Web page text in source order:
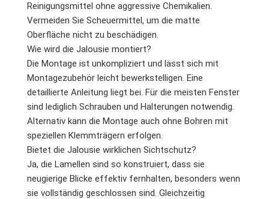
Reinigungsmittel ohne aggressive Chemikalien.
Vermeiden Sie Scheuermittel, um die matte
Oberfläche nicht zu beschädigen.
Wie wird die Jalousie montiert?
Die Montage ist unkompliziert und lässt sich mit
Montagezubehör leicht bewerkstelligen. Eine
detaillierte Anleitung liegt bei. Für die meisten Fenster
sind lediglich Schrauben und Halterungen notwendig.
Alternativ kann die Montage auch ohne Bohren mit
speziellen Klemmträgern erfolgen.
Bietet die Jalousie wirklichen Sichtschutz?
Ja, die Lamellen sind so konstruiert, dass sie
neugierige Blicke effektiv fernhalten, besonders wenn
sie vollständig geschlossen sind. Gleichzeitig